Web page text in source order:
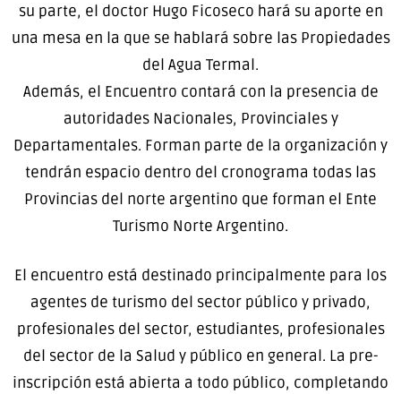
su parte, el doctor Hugo Ficoseco hará su aporte en
una mesa en la que se hablará sobre las Propiedades
del Agua Termal.
Además, el Encuentro contará con la presencia de
autoridades Nacionales, Provinciales y
Departamentales. Forman parte de la organización y
tendrán espacio dentro del cronograma todas las
Provincias del norte argentino que forman el Ente
Turismo Norte Argentino.
El encuentro está destinado principalmente para los
agentes de turismo del sector público y privado,
profesionales del sector, estudiantes, profesionales
del sector de la Salud y público en general. La pre-
inscripción está abierta a todo público, completando